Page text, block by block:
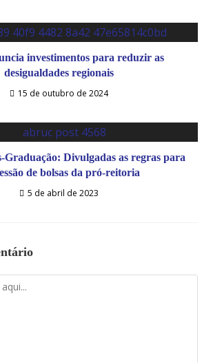
investimentos para reduzir as
desigualdades regionais
15 de outubro de 2024
Graduação: Divulgadas as regras para
de bolsas da pró-reitoria
5 de abril de 2023